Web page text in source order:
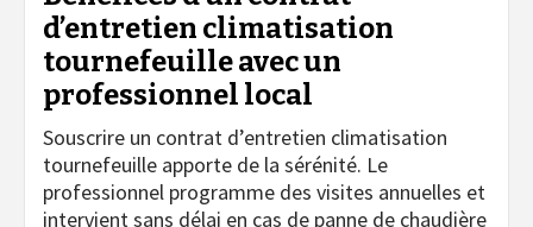
d’entretien climatisation
tournefeuille avec un
professionnel local
Souscrire un contrat d’entretien climatisation
tournefeuille apporte de la sérénité. Le
professionnel programme des visites annuelles et
intervient sans délai en cas de panne de chaudière